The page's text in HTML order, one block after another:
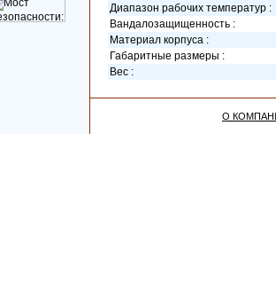
Диапазон рабочих температур :
Вандалозащищенность :
Материал корпуса :
Габаритные размеры :
Вес :
О